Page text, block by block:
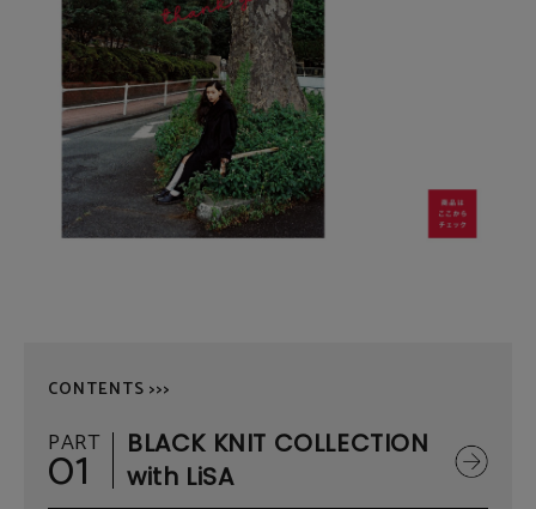
CONTENTS >>>
PART
01
BLACK KNIT COLLECTION
with LiSA